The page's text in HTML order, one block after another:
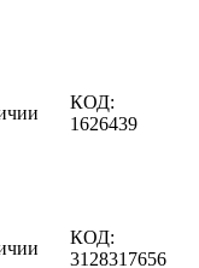
КОД:
1626439
КОД:
3128317656